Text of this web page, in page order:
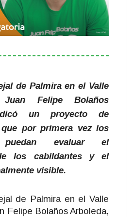
de Palmira en el Valle
Felipe Bolaños
un proyecto de
por primera vez los
puedan evaluar el
los cabildantes y el
visible.
de Palmira en el Valle
Felipe Bolaños Arboleda,